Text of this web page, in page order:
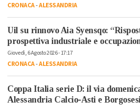
CRONACA-ALESSANDRIA
Uil su rinnovo Aia Syensqo:
prospettiva industriale e
Giovedì, 6 Agosto 2026 - 17:17
CRONACA-ALESSANDRIA
Coppa Italia serie D: il via
Alessandria Calcio-Asti e